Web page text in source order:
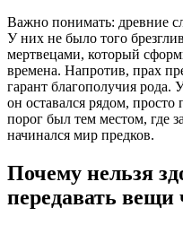
Важно понимать: древние
У них не было того
мертвецами, который
времена. Напротив, прах
гарант благополучия
он оставался рядом,
порог был тем местом, где
начинался мир предков.
Почему нельзя
передавать вещи